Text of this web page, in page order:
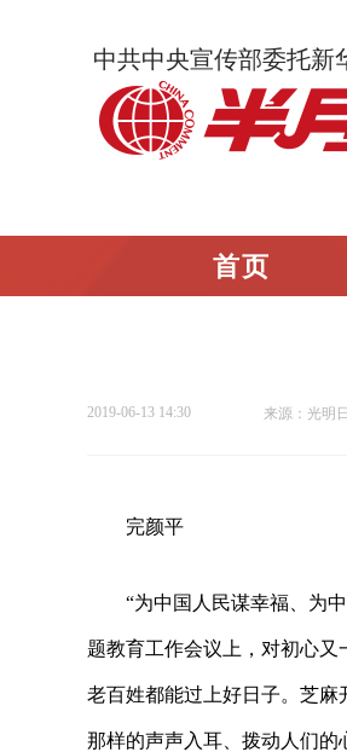
中共中央宣传部委托新
首页
2019-06-13 14:30 来源：光明
完颜平
“为中国人民谋幸福、为
题教育工作会议上，对初心又
老百姓都能过上好日子。芝麻
那样的声声入耳、拨动人们的